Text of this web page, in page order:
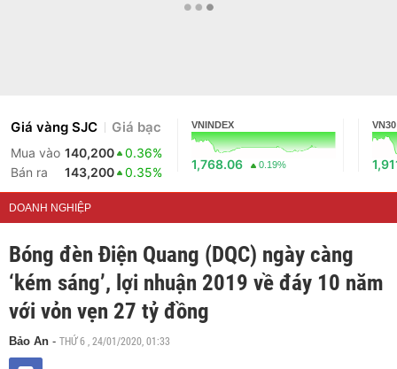
Giá vàng SJC Giá bạc
Mua vào 140,200
0.36%
Bán ra
143,200 0.35%
VNINDEX
1,768.06 0.19%
VN30
DOANH NGHIỆP
Bóng đèn Điện Quang (DQC) ngày càng
‘kém sáng’, lợi nhuận 2019 về đáy 10 năm
với vỏn vẹn 27 tỷ đồng
Bảo An - THỨ 6 , 24/01/2020, 01:33